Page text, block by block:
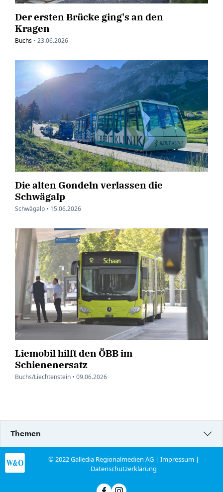
Der ersten Brücke ging's an den
Kragen
Buchs • 23.06.2026
Die alten Gondeln verlassen die
Schwägalp
Schwägalp • 15.06.2026
Liemobil hilft den ÖBB im
Schienenersatz
Buchs/Liechtenstein • 09.06.2026
Themen
© 2022 Galledia Regionalmedien AG |Impressum |
Datenschutzerklärung